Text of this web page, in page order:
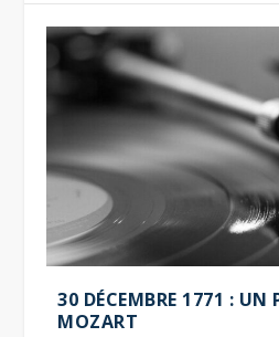
30 DÉCEMBRE 1771 : UN
MOZART